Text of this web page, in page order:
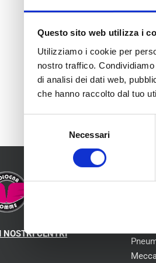
Questo sito web utilizza i
Utilizziamo i cookie per
nostro traffico.
di analisi dei dati web,
che hanno raccolto dal tuo
consenso
Necessari
Nel frattempo il
NOSTRI CENTRI